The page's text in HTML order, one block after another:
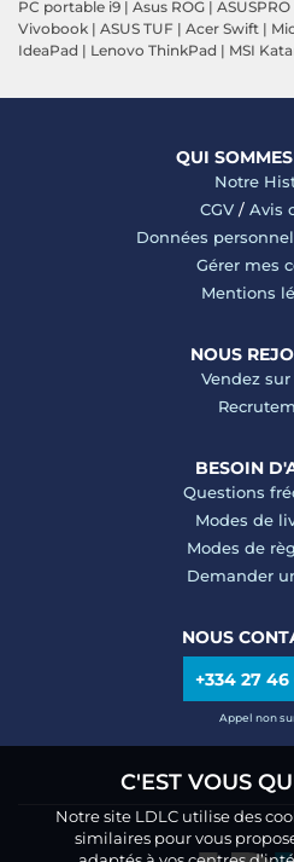
C'EST VOUS
Notre site LDLC utilise des
similaires pour vous
PC portable i9 | Asus ROG | ASUSPRO
Vivobook | ASUS TUF | Acer Swift |
IdeaPad | Lenovo ThinkPad | MSI
QUI
Notre
CGV/ Avis
Données
Gérer mes
Mentions
NOUS
Vendez sur
BESOIN
Questions
Modes de
Modes de
Demander
NOUS
+334 27
Appel non